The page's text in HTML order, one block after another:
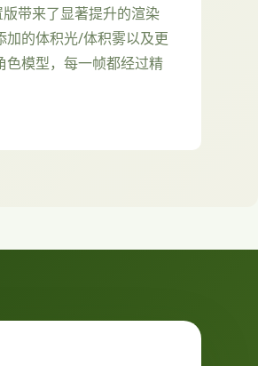
版带来了显著提升的渲染
加的体积光/体积雾以及更
色模型，每一帧都经过精